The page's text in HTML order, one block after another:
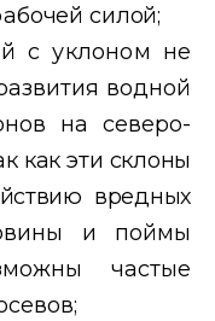
бочей силой;
с уклоном не
водной
на северо-
как эти склоны
вредных
и поймы
частые